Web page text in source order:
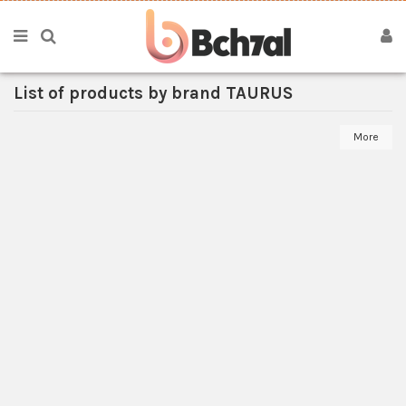
List of products by brand TAURUS
More